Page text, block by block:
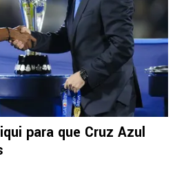
para que Cruz Azul